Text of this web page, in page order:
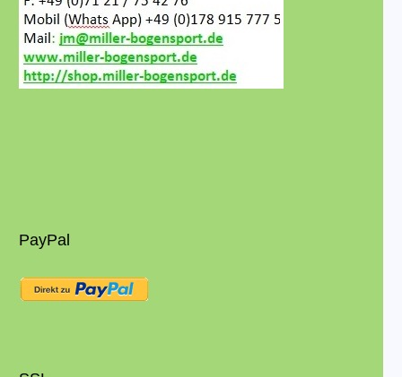
PayPal